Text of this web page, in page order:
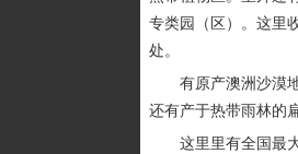
专类园（区）。这里
处。
有原产澳洲沙漠地
还有产于热带雨林的
这里里有全国最大